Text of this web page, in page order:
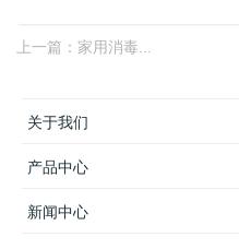
上一篇： 家用消毒...
关于我们
产品中心
新闻中心